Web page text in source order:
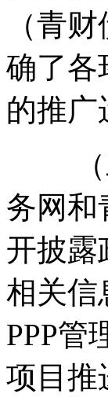
（青
确了各
的推广
（二
务网和
开披露
相关信
PPP管
项目推